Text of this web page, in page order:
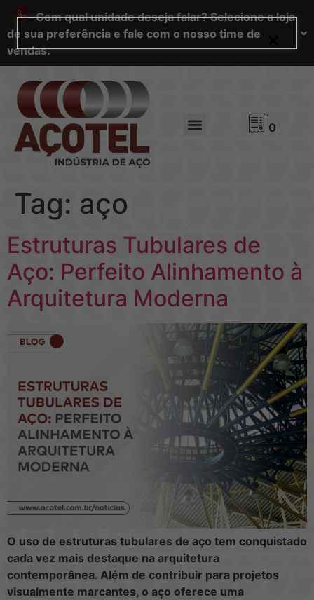
Com qual unidade deseja falar? Selecione a loja
de sua preferência e fale com o nosso time de
vendas.
0
Tag: aço
Estruturas Tubulares de
Aço: Perfeito Alinhamento à
Arquitetura Moderna
O uso de estruturas tubulares de aço tem conquistado
cada vez mais destaque na arquitetura
contemporânea. Além de contribuir para projetos
visualmente marcantes, o aço oferece uma